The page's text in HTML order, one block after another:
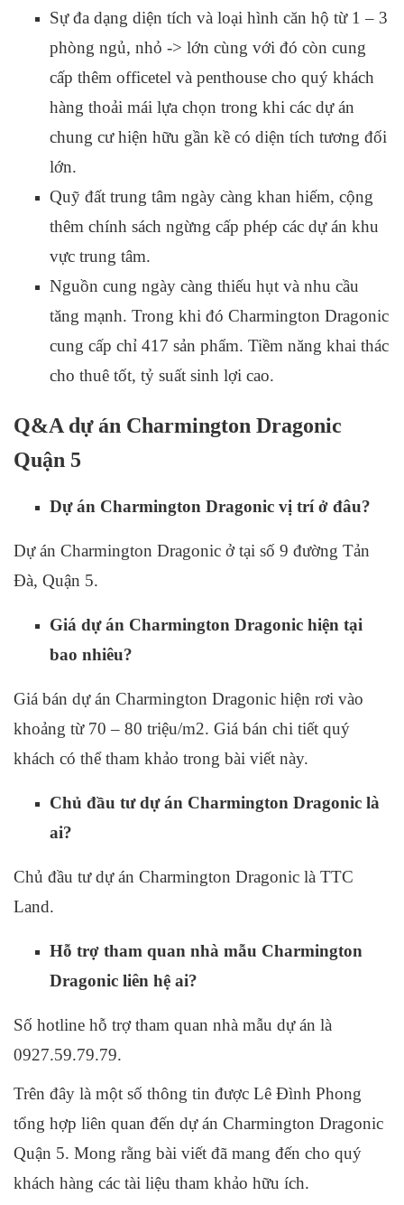
Sự đa dạng diện tích và loại hình căn hộ từ 1 – 3
phòng ngủ, nhỏ -> lớn cùng với đó còn cung
cấp thêm officetel và penthouse cho quý khách
hàng thoải mái lựa chọn trong khi các dự án
chung cư hiện hữu gần kề có diện tích tương đối
lớn.
Quỹ đất trung tâm ngày càng khan hiếm, cộng
thêm chính sách ngừng cấp phép các dự án khu
vực trung tâm.
Nguồn cung ngày càng thiếu hụt và nhu cầu
tăng mạnh. Trong khi đó Charmington Dragonic
cung cấp chỉ 417 sản phẩm. Tiềm năng khai thác
cho thuê tốt, tỷ suất sinh lợi cao.
Q&A dự án Charmington Dragonic
Quận 5
Dự án Charmington Dragonic vị trí ở đâu?
Dự án Charmington Dragonic ở tại số 9 đường Tản
Đà, Quận 5.
Giá dự án Charmington Dragonic hiện tại
bao nhiêu?
Giá bán dự án Charmington Dragonic hiện rơi vào
khoảng từ 70 – 80 triệu/m2. Giá bán chi tiết quý
khách có thể tham khảo trong bài viết này.
Chủ đầu tư dự án Charmington Dragonic là
ai?
Chủ đầu tư dự án Charmington Dragonic là TTC
Land.
Hỗ trợ tham quan nhà mẫu Charmington
Dragonic liên hệ ai?
Số hotline hỗ trợ tham quan nhà mẫu dự án là
0927.59.79.79.
Trên đây là một số thông tin được Lê Đình Phong
tổng hợp liên quan đến dự án Charmington Dragonic
Quận 5. Mong rằng bài viết đã mang đến cho quý
khách hàng các tài liệu tham khảo hữu ích.